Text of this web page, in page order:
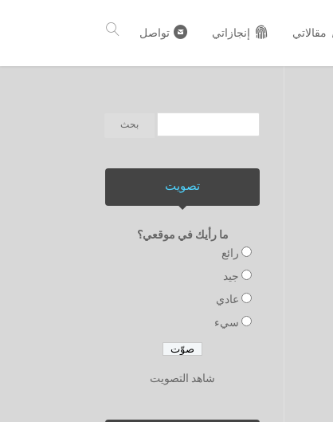
مقالاتي إنجازاتي تواصل
تصويت
ما رأيك في موقعي؟
رائع
جيد
عادي
سيء
شاهد التصويت